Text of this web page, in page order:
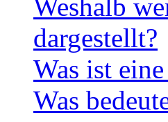
Weshalb
dargestellt?
Was ist
Was